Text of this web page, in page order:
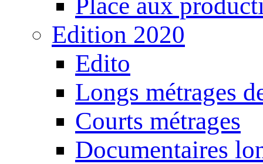
Place aux
Edition 2020
Edito
Longs métrages
Courts métrages
Documentaires